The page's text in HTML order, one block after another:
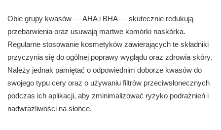
Obie grupy kwasów — AHA i BHA — skutecznie redukują
przebarwienia oraz usuwają martwe komórki naskórka.
Regularne stosowanie kosmetyków zawierających te składniki
przyczynia się do ogólnej poprawy wyglądu oraz zdrowia skóry.
Należy jednak pamiętać o odpowiednim doborze kwasów do
swojego typu cery oraz o używaniu filtrów przeciwsłonecznych
podczas ich aplikacji, aby zminimalizować ryzyko podrażnień i
nadwrażliwości na słońce.